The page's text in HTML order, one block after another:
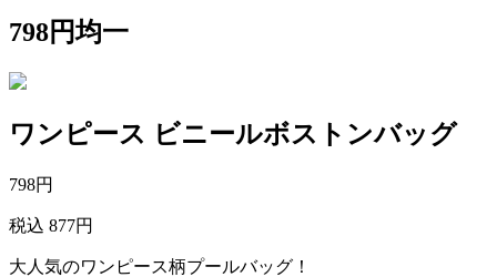
798円均一
ワンピース ビニールボストンバッグ
798円
税込 877円
大人気のワンピース柄プールバッグ！